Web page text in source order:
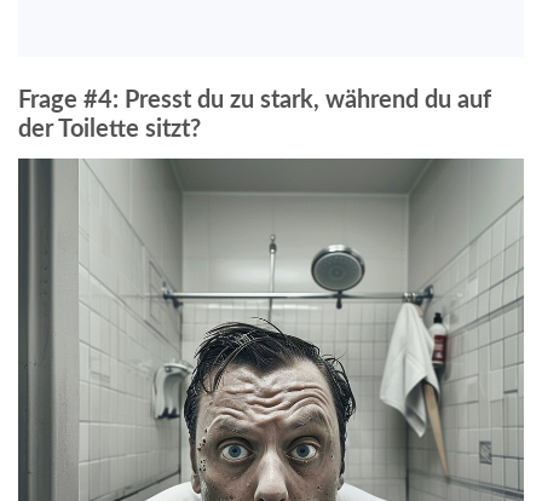
Frage #4: Presst du zu stark, während du auf
der Toilette sitzt?